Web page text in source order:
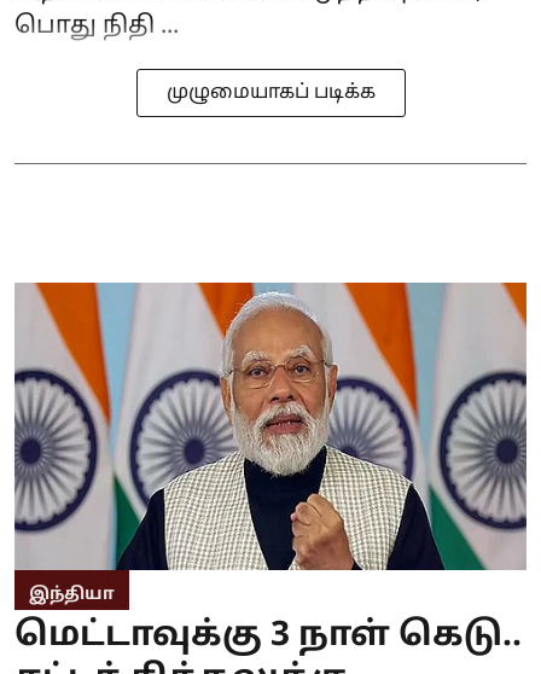
பொது நிதி ...
முழுமையாகப் படிக்க
இந்தியா
மெட்டாவுக்கு 3 நாள் கெடு..